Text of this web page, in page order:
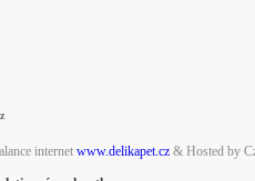
internet www.delikapet.cz& Hosted by